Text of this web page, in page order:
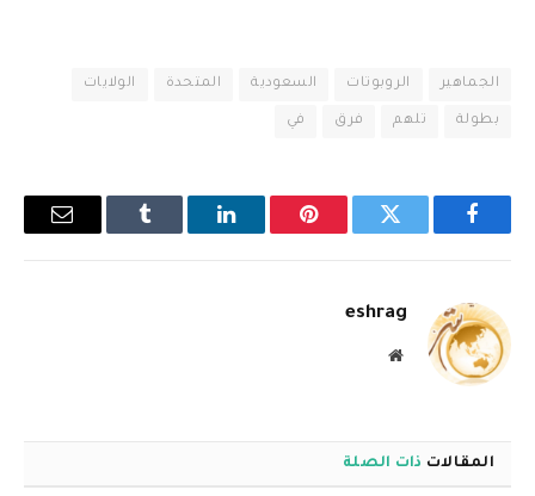
الجماهير الروبوتات السعودية المتحدة الولايات
بطولة تلهم فرق في
فيسبوك تويتر بينتيريستلينكدإن Tumblr
البريد
eshrag
موقع
المقالات ذات الصلة